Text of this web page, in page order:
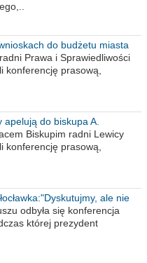
do budżetu miasta
Prawa i Sprawiedliwości
konferencję prasową,
apelują do biskupa A.
Biskupim radni Lewicy
konferencję prasową,
ale nie
odbyła się konferencja
której prezydent